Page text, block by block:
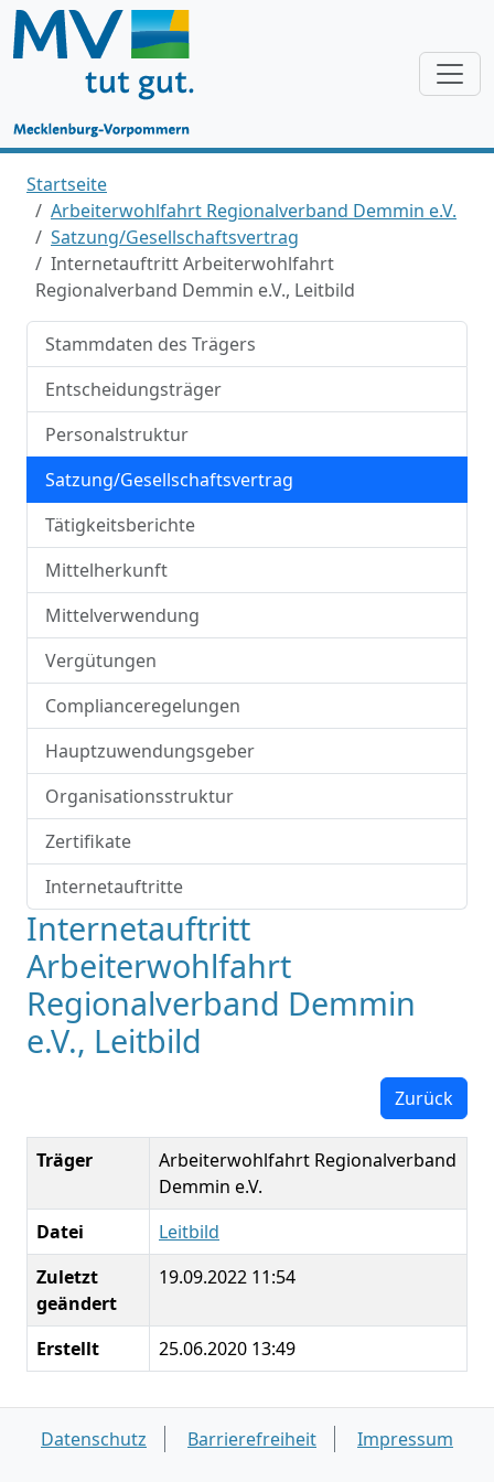
Startseite
Arbeiterwohlfahrt Regionalverband Demmin e.V.
Satzung/Gesellschaftsvertrag
Internetauftritt Arbeiterwohlfahrt
Regionalverband Demmin e.V., Leitbild
Stammdaten des Trägers
Entscheidungsträger
Personalstruktur
Satzung/Gesellschaftsvertrag
Tätigkeitsberichte
Mittelherkunft
Mittelverwendung
Vergütungen
Complianceregelungen
Hauptzuwendungsgeber
Organisationsstruktur
Zertifikate
Internetauftritte
Internetauftritt
Arbeiterwohlfahrt
Regionalverband Demmin
e.V., Leitbild
Zurück
Träger
Arbeiterwohlfahrt Regionalverband
Demmin e.V.
Datei
Leitbild
Zuletzt
geändert
19.09.2022 11:54
Erstellt 25.06.2020 13:49
Datenschutz Barrierefreiheit Impressum